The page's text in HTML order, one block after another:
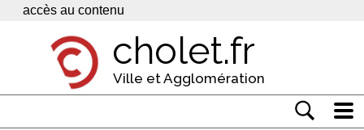
Panneau de gestion des cookies
accès au contenu
cholet.fr
Ville et Agglomération